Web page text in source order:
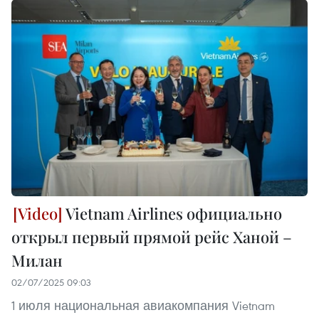
Vietnam Airlines официально
открыл первый прямой рейс Ханой –
Милан
02/07/2025 09:03
1 июля национальная авиакомпания Vietnam